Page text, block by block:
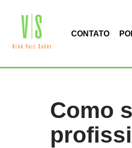
Pular
conteúdo
CONTATO
Como